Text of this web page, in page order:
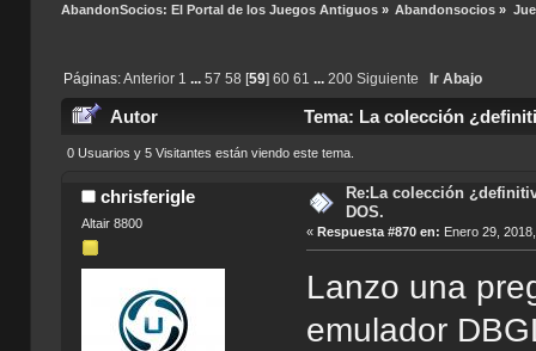
AbandonSocios: El Portal de los Juegos Antiguos» Abandonsocios »
Páginas:Anterior 1 ... 57 58 [59] 60 61 ... 200 Siguiente Ir Abajo
Autor Tema: La colección
0 Usuarios y 5 Visitantes están viendo este tema.
chrisferigle
Altair 8800
Re:La colección
DOS.
«Respuesta #870 en: Enero 29,
Lanzo una
emulador